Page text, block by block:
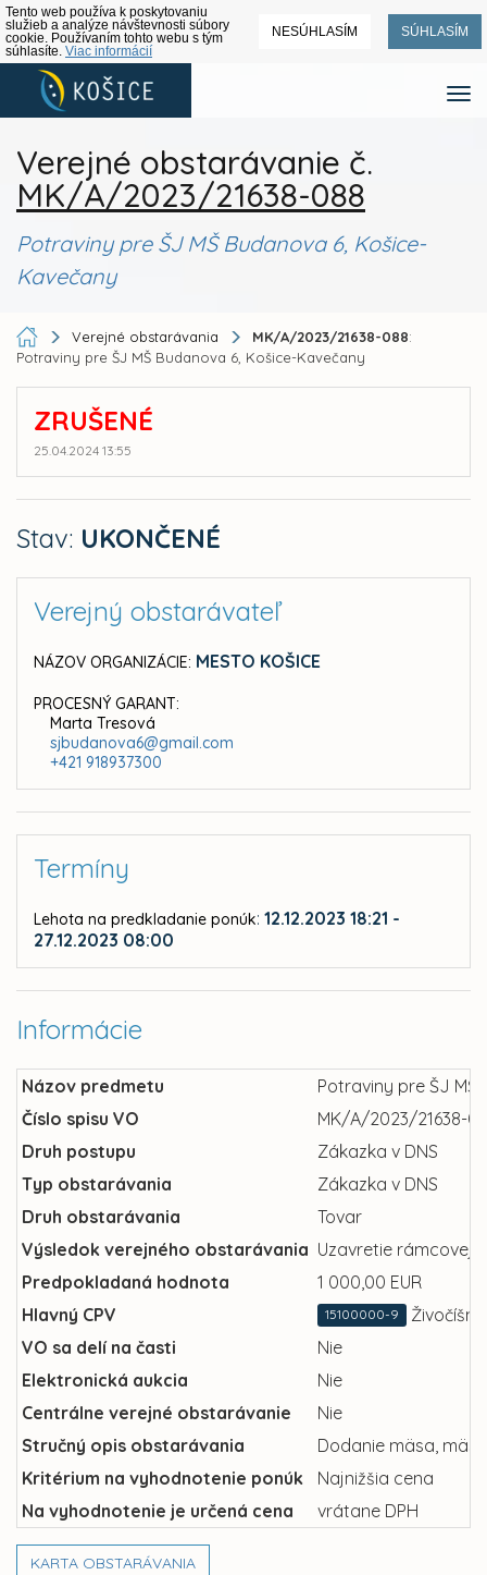
Tento web používa k poskytovaniu
služieb a analýze návštevnosti súbory
cookie. Používaním tohto webu s tým
súhlasíte. Viac informácií
NESÚHLASÍM SÚHLASÍM
Verejné obstarávanie č.
MK/A/2023/21638-088
Potraviny pre ŠJ MŠ Budanova 6, Košice-
Kavečany
Verejné obstarávania MK/A/2023/21638-088:
Potraviny pre ŠJ MŠ Budanova 6, Košice-Kavečany
ZRUŠENÉ
25.04.2024 13:55
Stav: UKONČENÉ
Verejný obstarávateľ
NÁZOV ORGANIZÁCIE: MESTO KOŠICE
PROCESNÝ GARANT:
Marta Tresová
sjbudanova6@gmail.com
+421 918937300
Termíny
Lehota na predkladanie ponúk: 12.12.2023 18:21 -
27.12.2023 08:00
Informácie
Názov predmetu
Potraviny pre ŠJ MŠ
Číslo spisu VO
MK/A/2023/21638-
Druh postupu
Zákazka v DNS
Typ obstarávania
Zákazka v DNS
Druh obstarávania
Tovar
Výsledok verejného obstarávania Uzavretie rámcovej
Predpokladaná hodnota
1 000,00 EUR
Hlavný CPV
15100000-9
VO sa delí na časti
Nie
Elektronická aukcia
Nie
Centrálne verejné obstarávanie
Nie
Stručný opis obstarávania
Dodanie mäsa,
Kritérium na vyhodnotenie ponúk
Najnižšia cena
Na vyhodnotenie je určená cena
vrátane DPH
KARTA OBSTARÁVANIA